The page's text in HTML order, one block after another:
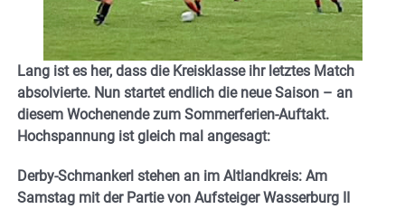
Lang ist es her, dass die Kreisklasse ihr letztes Match
absolvierte. Nun startet endlich die neue Saison – an
diesem Wochenende zum Sommerferien-Auftakt.
Hochspannung ist gleich mal angesagt:
Derby-Schmankerl stehen an im Altlandkreis: Am
Samstag mit der Partie von Aufsteiger Wasserburg II